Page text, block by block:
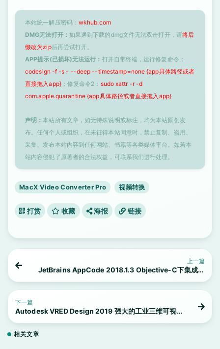
本站统一解压密码： wkhub.com
DMG无法打开： 如果遇到下载的dmg文件无法双击打开，请将后
缀改为zip后再尝试打开。
APP提示(已损坏)无法运行： 打开自带终端，运行修复命令：
codesign -f -s - --deep --timestamp=none {app具体路径或者
直接拖入app}；修复命令2： sudo xattr -r -d
com.apple.quarantine {app具体路径或者直接拖入app}
声明：本站所有文章，如无特殊说明或标注，均为本站原创发
布。任何个人或组织，在未征得本站同意时，禁止复制、盗用、
采集、发布本站内容到任何网站、书籍等各类媒体平台。如若本
站内容侵犯了原著者的合法权益，可联系我们进行处理。
MacX Video Converter Pro 视频转换
打赏 收藏 海报 链接
上一篇
JetBrains AppCode 2018.1.3 Objective-C下集成开
下一篇
Autodesk VRED Design 2019 强大的工业三维可视
相关文章